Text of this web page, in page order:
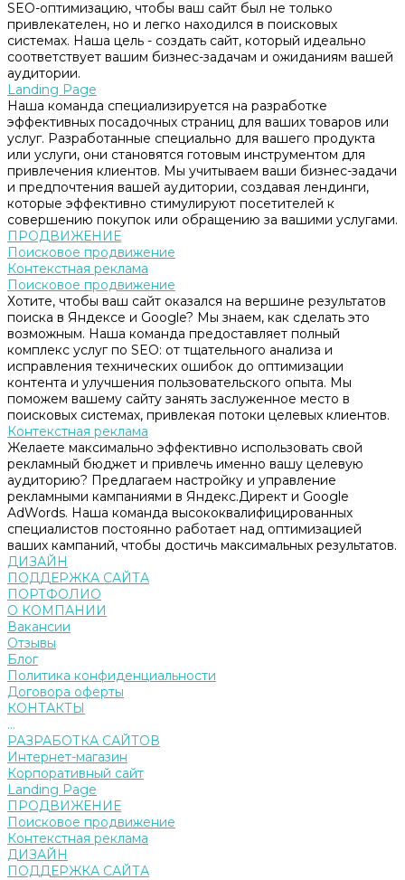
SEO-оптимизацию, чтобы ваш сайт был не только
привлекателен, но и легко находился в поисковых
системах. Наша цель - создать сайт, который идеально
соответствует вашим бизнес-задачам и ожиданиям вашей
аудитории.
Landing Page
Наша команда специализируется на разработке
эффективных посадочных страниц для ваших товаров или
услуг. Разработанные специально для вашего продукта
или услуги, они становятся готовым инструментом для
привлечения клиентов. Мы учитываем ваши бизнес-задачи
и предпочтения вашей аудитории, создавая лендинги,
которые эффективно стимулируют посетителей к
совершению покупок или обращению за вашими услугами.
ПРОДВИЖЕНИЕ
Поисковое продвижение
Контекстная реклама
Поисковое продвижение
Хотите, чтобы ваш сайт оказался на вершине результатов
поиска в Яндексе и Google? Мы знаем, как сделать это
возможным. Наша команда предоставляет полный
комплекс услуг по SEO: от тщательного анализа и
исправления технических ошибок до оптимизации
контента и улучшения пользовательского опыта. Мы
поможем вашему сайту занять заслуженное место в
поисковых системах, привлекая потоки целевых клиентов.
Контекстная реклама
Желаете максимально эффективно использовать свой
рекламный бюджет и привлечь именно вашу целевую
аудиторию? Предлагаем настройку и управление
рекламными кампаниями в Яндекс.Директ и Google
AdWords. Наша команда высококвалифицированных
специалистов постоянно работает над оптимизацией
ваших кампаний, чтобы достичь максимальных результатов.
ДИЗАЙН
ПОДДЕРЖКА САЙТА
ПОРТФОЛИО
О КОМПАНИИ
Вакансии
Отзывы
Блог
Политика конфиденциальности
Договора оферты
КОНТАКТЫ
...
РАЗРАБОТКА САЙТОВ
Интернет-магазин
Корпоративный сайт
Landing Page
ПРОДВИЖЕНИЕ
Поисковое продвижение
Контекстная реклама
ДИЗАЙН
ПОДДЕРЖКА САЙТА